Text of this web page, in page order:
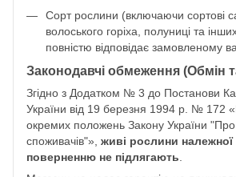
Сорт рослини (включаючи сортові
волоського горіха, полуниці та
повністю відповідає замовленому
Законодавчі обмеження (Обмін
Згідно з Додатком № 3 до Постанови
України від 19 березня 1994 р. № 172
окремих положень Закону України
споживачів"», живі рослини належної
поверненню не підлягають